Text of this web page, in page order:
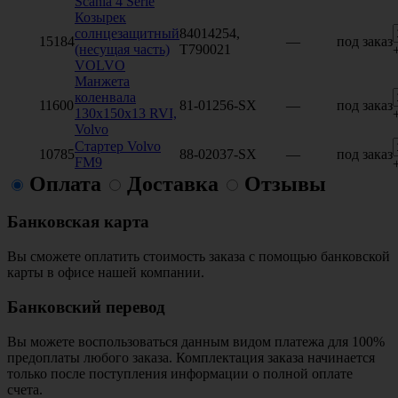
15184
Козырек
солнцезащитный
(несущая часть)
VOLVO
84014254,
T790021
— под заказ
11600
Манжета
коленвала
130х150х13 RVI,
Volvo
81-01256-SX — под заказ
10785
Стартер Volvo
FM9
88-02037-SX — под заказ
Оплата Доставка Отзывы
Банковская карта
Вы сможете оплатить стоимость заказа с помощью банковской
карты в офисе нашей компании.
Банковский перевод
Вы можете воспользоваться данным видом платежа для 100%
предоплаты любого заказа. Комплектация заказа начинается
только после поступления информации о полной оплате
счета.